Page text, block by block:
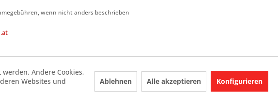
wenn nicht anders beschrieben
Andere Cookies,
Websites und
Ablehnen Alle akzeptieren Konfigurieren